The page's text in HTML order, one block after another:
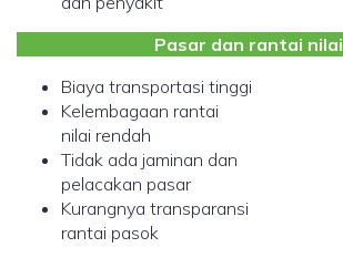
Pasar dan rantai nilai
Biaya transportasi tinggi
Kelembagaan rantai
nilai rendah
Tidak ada jaminan dan
pelacakan pasar
Kurangnya transparansi
rantai pasok